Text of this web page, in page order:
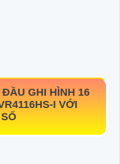
GHI HÌNH 16
I VỚI